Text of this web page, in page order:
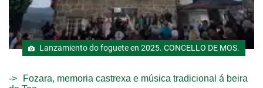
Lanzamiento do foguete en 2025. CONCELLO DE MOS.
Fozara, memoria castrexa e música tradicional á beira